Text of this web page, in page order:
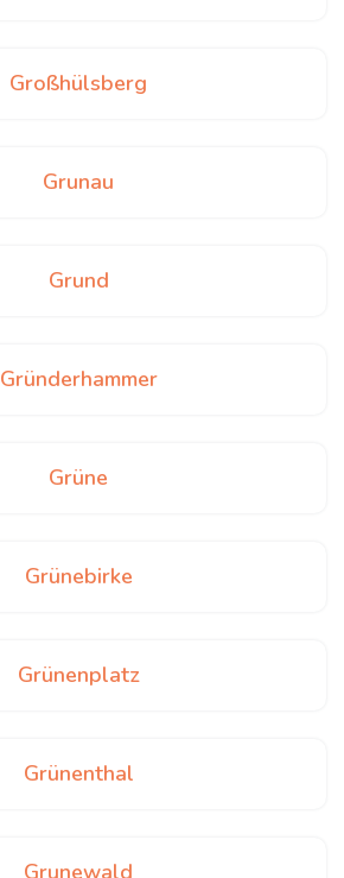
Großhülsberg
Grunau
Grund
Gründerhammer
Grüne
Grünebirke
Grünenplatz
Grünenthal
Grunewald